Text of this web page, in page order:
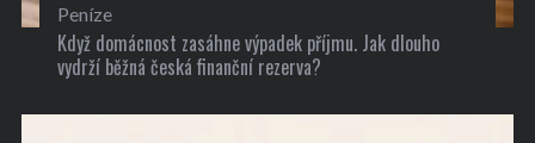
Peníze
Když domácnost zasáhne výpadek příjmu. Jak dlouho
vydrží běžná česká finanční rezerva?